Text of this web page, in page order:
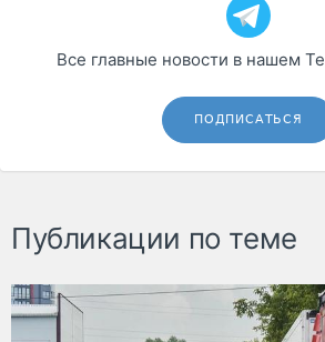
Все главные новости в нашем
ПОДПИСАТЬСЯ
Публикации по теме